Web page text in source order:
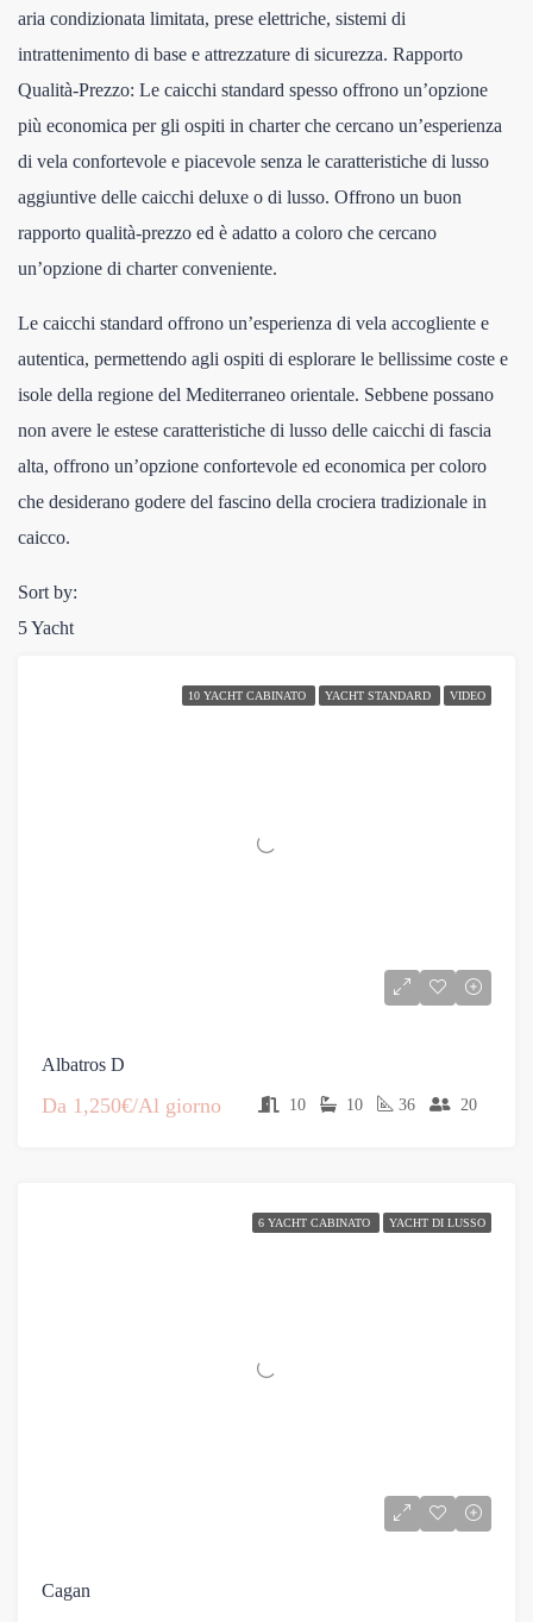
aria condizionata limitata, prese elettriche, sistemi di
intrattenimento di base e attrezzature di sicurezza. Rapporto
Qualità-Prezzo: Le caicchi standard spesso offrono un’opzione
più economica per gli ospiti in charter che cercano un’esperienza
di vela confortevole e piacevole senza le caratteristiche di lusso
aggiuntive delle caicchi deluxe o di lusso. Offrono un buon
rapporto qualità-prezzo ed è adatto a coloro che cercano
un’opzione di charter conveniente.
Le caicchi standard offrono un’esperienza di vela accogliente e
autentica, permettendo agli ospiti di esplorare le bellissime coste e
isole della regione del Mediterraneo orientale. Sebbene possano
non avere le estese caratteristiche di lusso delle caicchi di fascia
alta, offrono un’opzione confortevole ed economica per coloro
che desiderano godere del fascino della crociera tradizionale in
caicco.
5 Yacht
Sort by:
10 YACHT CABINATO YACHT STANDARD VIDEO
Albatros D
Da 1,250€/Al giorno 10 10 36 20
6 YACHT CABINATO YACHT DI LUSSO
Cagan